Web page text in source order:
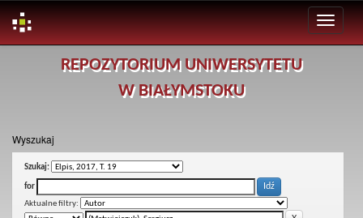
REPOZYTORIUM UNIWERSYTETU
W BIAŁYMSTOKU
Wyszukaj
Szukaj:
for
Aktualne filtry: